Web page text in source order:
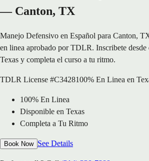
— Canton, TX
Manejo Defensivo en Español para Canton,
en linea aprobado por TDLR. Inscribete desde
Texas y completa el curso a tu ritmo.
TDLR License #C3428100% En Linea en
100% En Linea
Disponible en Texas
Completa a Tu Ritmo
Book Now See Details